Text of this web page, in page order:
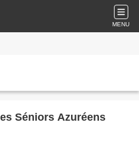
MENU
Séniors Azuréens